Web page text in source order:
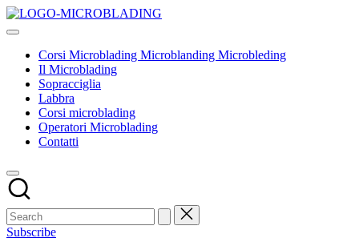
Skip
to
Microbleding
Tecniche
insegnamenti
base
Corsi Microblading Microblanding Microbleding
Il Microblading
Sopracciglia
Labbra
Corsi microblading
Operatori Microblading
Contatti
Subscribe